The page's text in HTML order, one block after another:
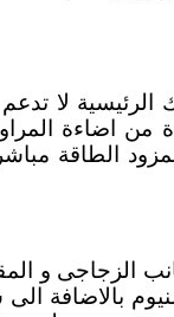
من اضاءة
الطاقة
الزجاجى و
بالاضافة